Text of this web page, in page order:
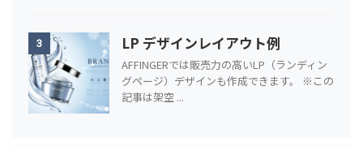
3 LP デザインレイアウト例
AFFINGERでは販売力の高いLP（ランディン
グページ）デザインも作成できます。 ※この
記事は架空 ...